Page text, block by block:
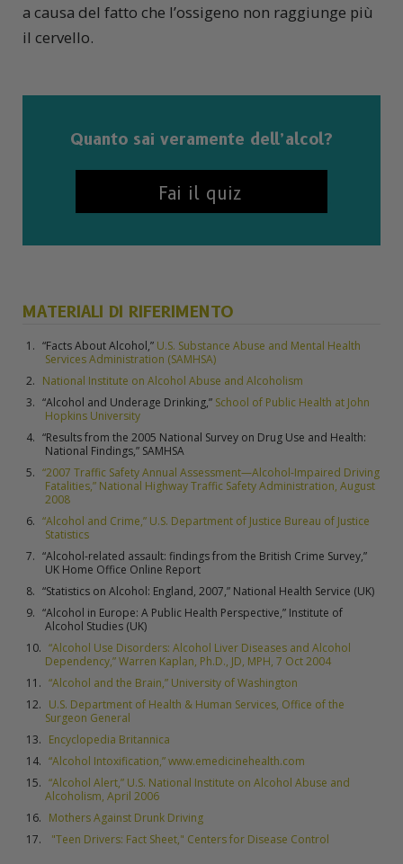
a causa del fatto che l’ossigeno non raggiunge più
il cervello.
Quanto sai veramente dell’alcol?
Fai il quiz
MATERIALI DI RIFERIMENTO
“Facts About Alcohol,” U.S. Substance Abuse and Mental Health
Services Administration (SAMHSA)
National Institute on Alcohol Abuse and Alcoholism
“Alcohol and Underage Drinking,” School of Public Health at John
Hopkins University
“Results from the 2005 National Survey on Drug Use and Health:
National Findings,” SAMHSA
“2007 Traffic Safety Annual Assessment—Alcohol-Impaired Driving
Fatalities,” National Highway Traffic Safety Administration, August
2008
“Alcohol and Crime,” U.S. Department of Justice Bureau of Justice
Statistics
“Alcohol-related assault: findings from the British Crime Survey,”
UK Home Office Online Report
“Statistics on Alcohol: England, 2007,” National Health Service (UK)
“Alcohol in Europe: A Public Health Perspective,” Institute of
Alcohol Studies (UK)
“Alcohol Use Disorders: Alcohol Liver Diseases and Alcohol
Dependency,” Warren Kaplan, Ph.D., JD, MPH, 7 Oct 2004
“Alcohol and the Brain,” University of Washington
U.S. Department of Health & Human Services, Office of the
Surgeon General
Encyclopedia Britannica
“Alcohol Intoxification,” www.emedicinehealth.com
“Alcohol Alert,” U.S. National Institute on Alcohol Abuse and
Alcoholism, April 2006
Mothers Against Drunk Driving
"Teen Drivers: Fact Sheet," Centers for Disease Control